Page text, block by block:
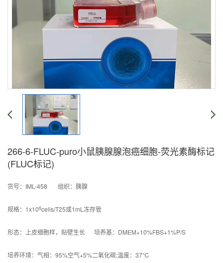
266-6-FLUC-puro小鼠胰腺腺泡癌细胞-荧光素酶标记
(FLUC标记)
货号：IML-458 组织：胰腺
规格：1x106cells/T25或1mL冻存管
形态：上皮细胞样，贴壁生长 培养基：DMEM+10%FBS+1%P/S
培养环境：气相：95%空气+5%二氧化碳;温度：37℃